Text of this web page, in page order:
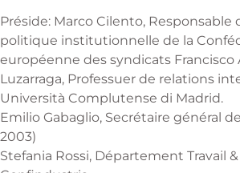
Préside: Marco Cilento, Responsable
politique institutionnelle de la
européenne des syndicats Francisco
Luzarraga, Professuer de relations
Università Complutense di Madrid.
Emilio Gabaglio, Secrétaire général de
2003)
Stefania Rossi, Département Travail